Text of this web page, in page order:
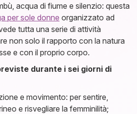
acqua di fiume e silenzio: questa
per sole donne organizzato ad
tutta una serie di attività
non solo il rapporto con la natura
e con il proprio corpo.
durante i sei giorni di
e movimento: per sentire,
e risvegliare la femminilità;